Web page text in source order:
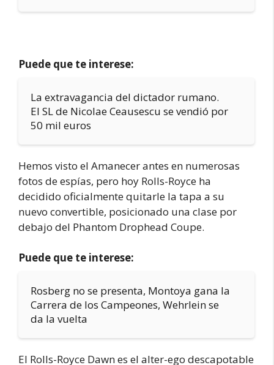
Puede que te interese:
La extravagancia del dictador rumano.
El SL de Nicolae Ceausescu se vendió por
50 mil euros
Hemos visto el Amanecer antes en numerosas
fotos de espías, pero hoy Rolls-Royce ha
decidido oficialmente quitarle la tapa a su
nuevo convertible, posicionado una clase por
debajo del Phantom Drophead Coupe.
Puede que te interese:
Rosberg no se presenta, Montoya gana la
Carrera de los Campeones, Wehrlein se
da la vuelta
El Rolls-Royce Dawn es el alter-ego descapotable